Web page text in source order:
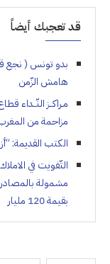
قد تعجبك أيضاً
بدو تونس ( نجع
هامش الزّمن
مزاحمة من
الكتب القديمة:
بقيمة 120 مليار